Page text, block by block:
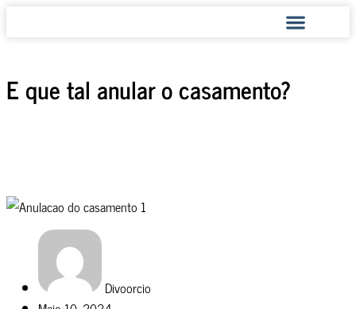
E que tal anular o casamento?
Divoorcio